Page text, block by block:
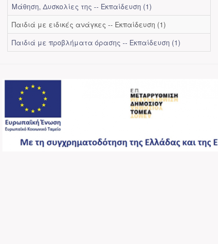
Μάθηση, Δυσκολίες της -- Εκπαίδευση (1)
Παιδιά με ειδικές ανάγκες -- Εκπαίδευση (1)
Παιδιά με προβλήματα όρασης -- Εκπαίδευση (1)